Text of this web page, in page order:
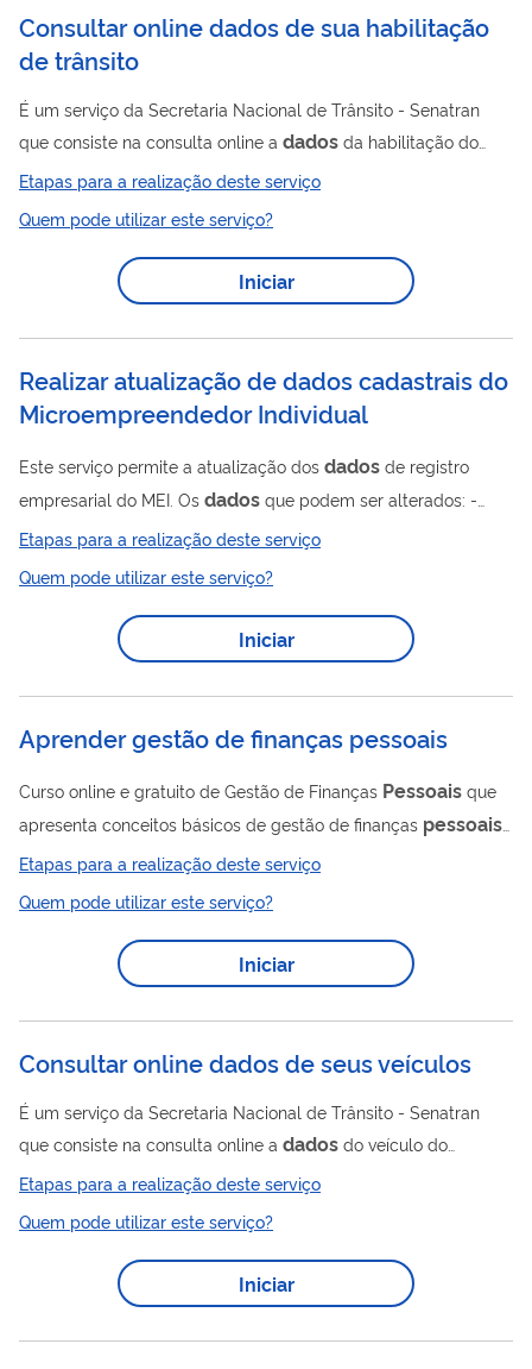
Consultar online dados de sua habilitação
de trânsito
É um serviço da Secretaria Nacional de Trânsito - Senatran
que consiste na consulta online a dados da habilitação do
cidadão. A partir da consulta é possível acessar
informações contidas em cada CNH selecionada pelo usuário;
PID emitida no período de validade da CNH; Habilitação de
Estrangeiro quando for o caso; Bloqueios Ativos para a CNH; e
Etapas para a realização deste serviço
Quem pode utilizar este serviço?
Iniciar
Realizar atualização de dados cadastrais do
Microempreendedor Individual
Este serviço permite a atualização dos dados de registro
empresarial do MEI. Os dados que podem ser alterados: -
Documento de identidade - Telefones - E-mail - Capital social
- Ocupações - Forma de atuação - Endereços comercial ou
residencial. Com osdadosatualizados, o empreendedor tem
a oportunidade de participar de ações do governo, do SEBRAE
e de outros parceiros que incentivam o desenvolvimento do
Etapas para a realização deste serviço
Quem pode utilizar este serviço?
Iniciar
Aprender gestão de finanças pessoais
Curso online e gratuito de Gestão de Finanças Pessoais que
apresenta conceitos básicos de gestão de finanças pessoais
e estimula a reflexão sobre temas do cotidiano das pessoas de
forma lúdica. Por meio de vídeos animados, o curso conta a
divertida história da família de Tarcísio e seus amigos, que
buscam utilizar o dinheiro de modo consciente e otimizar seus
gastos. Cada um dos sete módulos do curso representa um
geral, que vivenciam...
Etapas para a realização deste serviço
Quem pode utilizar este serviço?
Iniciar
Consultar online dados de seus veículos
É um serviço da Secretaria Nacional de Trânsito - Senatran
que consiste na consulta online a dados do veículo do
cidadão. Através desta consulta, o cidadão pode ter acesso as
seguintes informações e funcionalidade: Lista de veículos cujo
proprietário seja o usuário que realizou login no Portal;
detalhados de identificação inerentes ao veículo selecionado;
Detalhes dos Indicadores da situação do Veículo - Restrições,
Etapas para a realização deste serviço
Quem pode utilizar este serviço?
Iniciar